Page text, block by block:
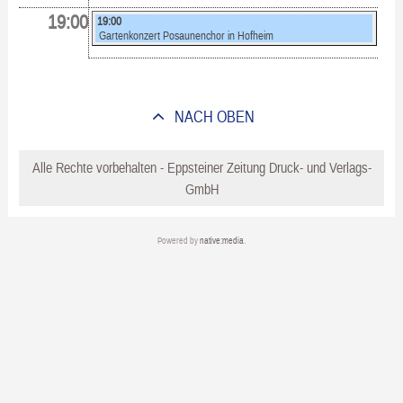
19:00
19:00
Gartenkonzert Posaunenchor in Hofheim
NACH OBEN
Alle Rechte vorbehalten - Eppsteiner Zeitung Druck- und Verlags-
GmbH
Powered bynative:media.